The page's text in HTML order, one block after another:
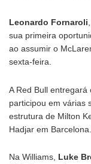
Leonardo Fornaroli
sua primeira
ao assumir o
sexta-feira.
A Red Bull entregará
participou em várias
estrutura de Milton
Hadjar em Barcelona.
Na Williams, Luke